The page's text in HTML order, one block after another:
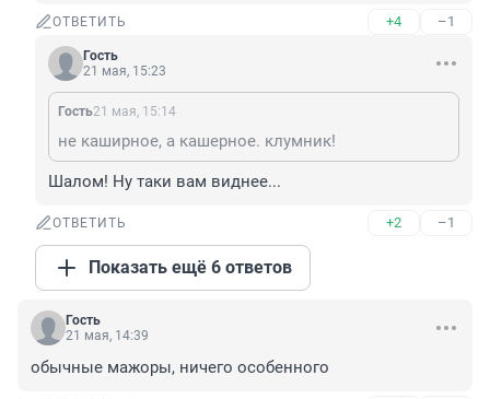
ОТВЕТИТЬ +4 –1
Гость
21 мая, 15:23
Гость21 мая, 15:14
не каширное, а кашерное. клумник!
Шалом! Ну таки вам виднее...
ОТВЕТИТЬ +2 –1
Показать ещё 6 ответов
Гость
21 мая, 14:39
обычные мажоры, ничего особенного